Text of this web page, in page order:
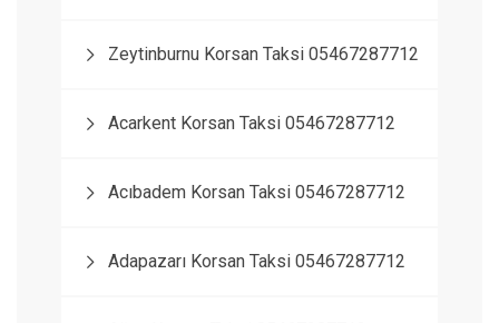
Zeytinburnu Korsan Taksi 05467287712
Acarkent Korsan Taksi 05467287712
Acıbadem Korsan Taksi 05467287712
Adapazarı Korsan Taksi 05467287712